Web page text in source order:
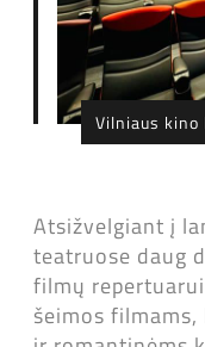
Vilniaus kino
Atsižvelgiant į
teatruose daug
filmų
šeimos